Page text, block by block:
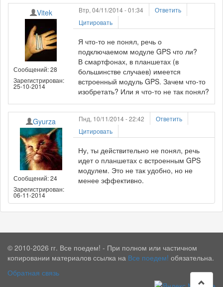
Vitek
Сообщений: 28
Зарегистрирован:
25-10-2014
Втр, 04/11/2014 - 01:34
Ответить
Цитировать
Я что-то не понял, речь о
подключаемом модуле GPS что ли?
В смартфонах, в планшетах (в
большинстве случаев) имеется
встроенный модуль GPS. Зачем что-то
изобретать? Или я что-то не так понял?
Gyurza
Сообщений: 24
Зарегистрирован:
06-11-2014
Пнд, 10/11/2014 - 22:42
Ответить
Цитировать
Ну, ты действительно не понял, речь
идет о планшетах с встроенным GPS
модулем. Это не так удобно, но не
менее эффективно.
© 2010-2026 гг. Все поедем! - При полном или частичном
копировании материалов ссылка на Все поедем! обязательна.
Обратная связь